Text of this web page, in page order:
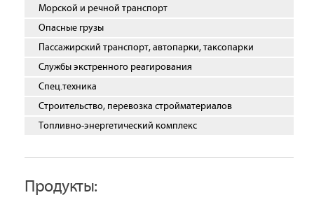
Морской и речной транспорт
Опасные грузы
Пассажирский транспорт, автопарки, таксопарки
Службы экстренного реагирования
Спец.техника
Строительство, перевозка стройматериалов
Топливно-энергетический комплекс
Продукты: